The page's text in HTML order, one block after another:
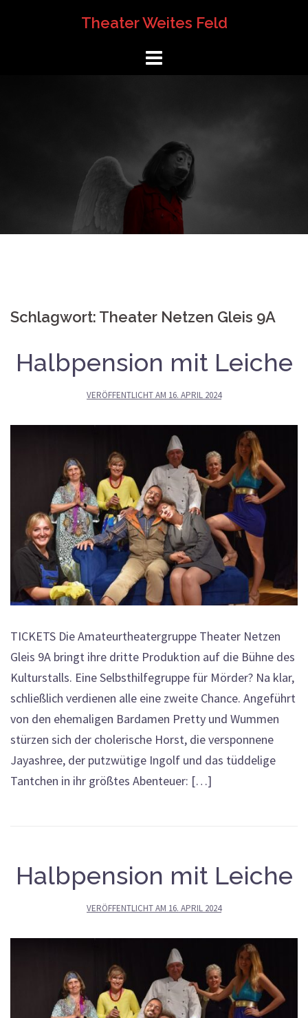
Theater Weites Feld
Schlagwort: Theater Netzen Gleis 9A
Halbpension mit Leiche
VERÖFFENTLICHT AM 16. APRIL 2024
TICKETS Die Amateurtheatergruppe Theater Netzen
Gleis 9A bringt ihre dritte Produktion auf die Bühne des
Kulturstalls. Eine Selbsthilfegruppe für Mörder? Na klar,
schließlich verdienen alle eine zweite Chance. Angeführt
von den ehemaligen Bardamen Pretty und Wummen
stürzen sich der cholerische Horst, die versponnene
Jayashree, der putzwütige Ingolf und das tüddelige
Tantchen in ihr größtes Abenteuer: […]
Halbpension mit Leiche
VERÖFFENTLICHT AM 16. APRIL 2024